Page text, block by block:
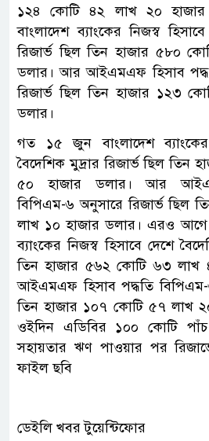
১২৪ কোটি ৪২ লাখ ২০
বাংলাদেশ ব্যাংকের নিজস্ব
রিজার্ভ ছিল তিন হাজার ৫৮০
ডলার। আর আইএমএফ হিসাব
রিজার্ভ ছিল তিন হাজার ১২৩
ডলার।
গত ১৫ জুন বাংলাদেশ ব্যাংকের
বৈদেশিক মুদ্রার রিজার্ভ ছিল তিন
৫০ হাজার ডলার। আর
বিপিএম-৬ অনুসারে রিজার্ভ ছিল
লাখ ১০ হাজার ডলার। এরও
ব্যাংকের নিজস্ব হিসাবে দেশে
তিন হাজার ৫৬২ কোটি ৬৩ লাখ
আইএমএফ হিসাব পদ্ধতি বিপিএম-
তিন হাজার ১০৭ কোটি ৫৭ লাখ
ওইদিন এডিবির ১০০ কোটি
সহায়তার ঋণ পাওয়ার পর
ফাইল ছবি
ডেইলি খবর টুয়েন্টিফোর